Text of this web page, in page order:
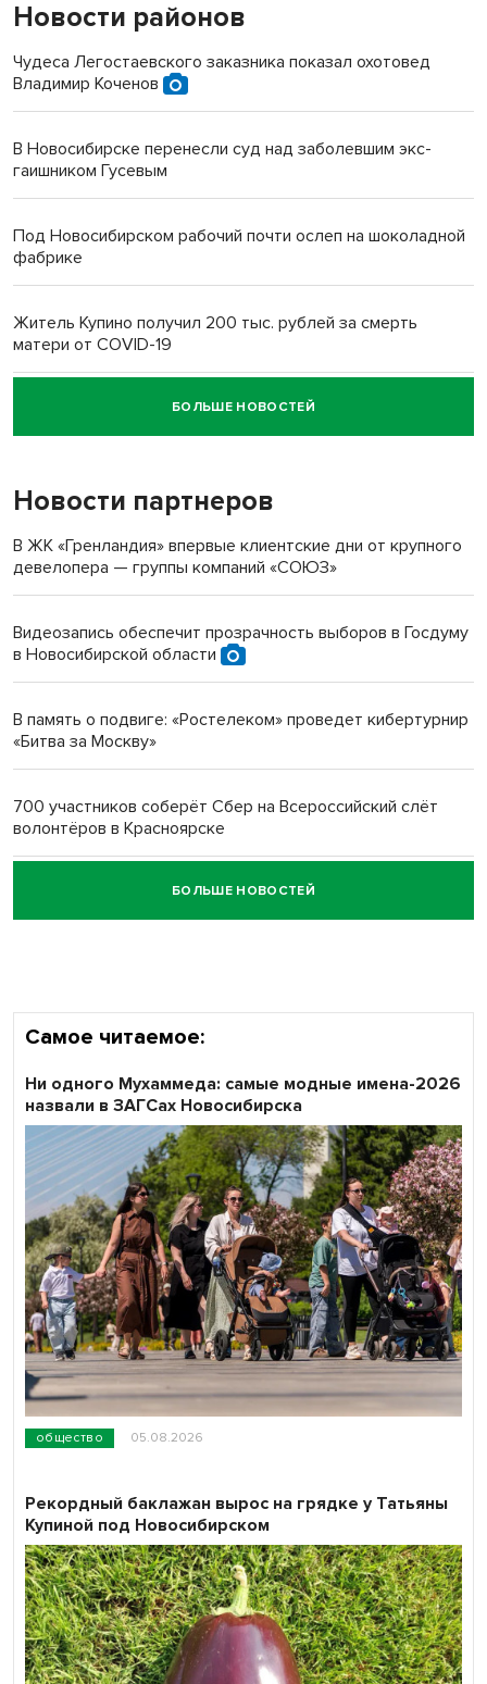
Новости районов
Чудеса Легостаевского заказника показал охотовед
Владимир Коченов
В Новосибирске перенесли суд над заболевшим экс-
гаишником Гусевым
Под Новосибирском рабочий почти ослеп на шоколадной
фабрике
Житель Купино получил 200 тыс. рублей за смерть
матери от COVID-19
Новосибирский суд наказал водителя за смерть
пенсионерки на вокзале
«Мы живём на пастбище!»: в новосибирском селе лошади
терроризируют жителей
Новосибирский преподаватель с женой вошли в топ-16
БОЛЬШЕ НОВОСТЕЙ
Новости партнеров
В ЖК «Гренландия» впервые клиентские дни от крупного
девелопера — группы компаний «СОЮЗ»
Видеозапись обеспечит прозрачность выборов в Госдуму
в Новосибирской области
В память о подвиге: «Ростелеком» проведет кибертурнир
«Битва за Москву»
700 участников соберёт Сбер на Всероссийский слёт
волонтёров в Красноярске
Честный выбор: видеонаблюдение обеспечит
объективность результатов ЕДГ в Новосибирской
БОЛЬШЕ НОВОСТЕЙ
Самое читаемое:
общество 05.08.2026
Ни одного Мухаммеда: самые модные имена-2026
назвали в ЗАГСах Новосибирска
Рекордный баклажан вырос на грядке у Татьяны
Купиной под Новосибирском